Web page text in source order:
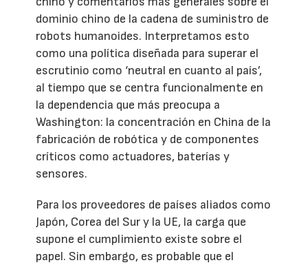
dominio chino de la cadena de suministro de
robots humanoides. Interpretamos esto
como una política diseñada para superar el
escrutinio como ‘neutral en cuanto al país’,
al tiempo que se centra funcionalmente en
la dependencia que más preocupa a
Washington: la concentración en China de la
fabricación de robótica y de componentes
críticos como actuadores, baterías y
sensores.
Para los proveedores de países aliados como
Japón, Corea del Sur y la UE, la carga que
supone el cumplimiento existe sobre el
papel. Sin embargo, es probable que el